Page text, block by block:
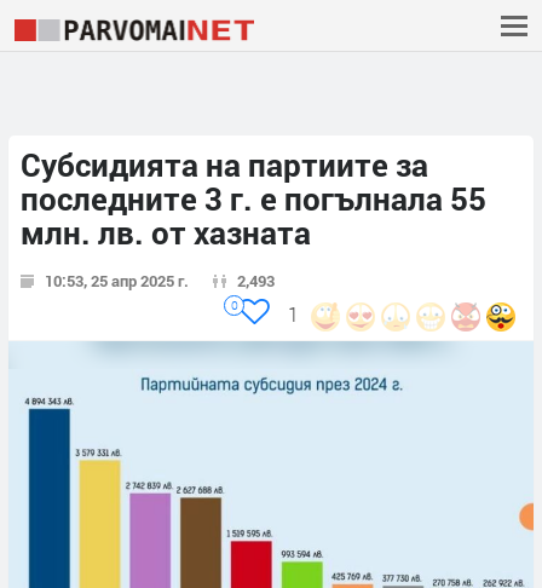
Субсидията на партиите за
последните 3 г. е погълнала 55
млн. лв. от хазната
10:53, 25 апр 2025 г. 2,493
1
0